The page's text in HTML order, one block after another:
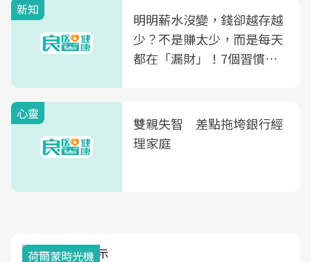
光田醫院建構360度女性健
康照護生態圈
新知
明明薪水沒變，錢卻越存越
少？不是賺太少，而是每天
都在「漏財」！7個習慣一
心靈
雙親失智 差點拖垮銀行經
理家庭
荷爾蒙時光機